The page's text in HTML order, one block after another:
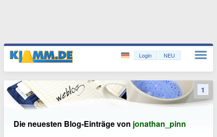
Login NEU
Die neuesten Blog-Einträge von jonathan_pinn
1